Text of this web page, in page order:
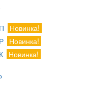
Новинка!
Новинка!
Новинка!